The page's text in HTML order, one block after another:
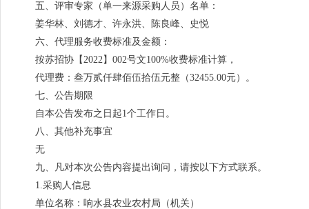
五、评审专家（单一来源采购人员）名单：
姜华林、刘德才、许永洪、陈良峰、史悦
六、代理服务收费标准及金额：
按苏招协【2022】002号文100%收费标准计算，
代理费：叁万贰仟肆佰伍拾伍元整（32455.00元）。
七、公告期限
自本公告发布之日起1个工作日。
八、其他补充事宜
无
九、凡对本次公告内容提出询问，请按以下方式联系。
1.采购人信息
单位名称：响水县农业农村局（机关）